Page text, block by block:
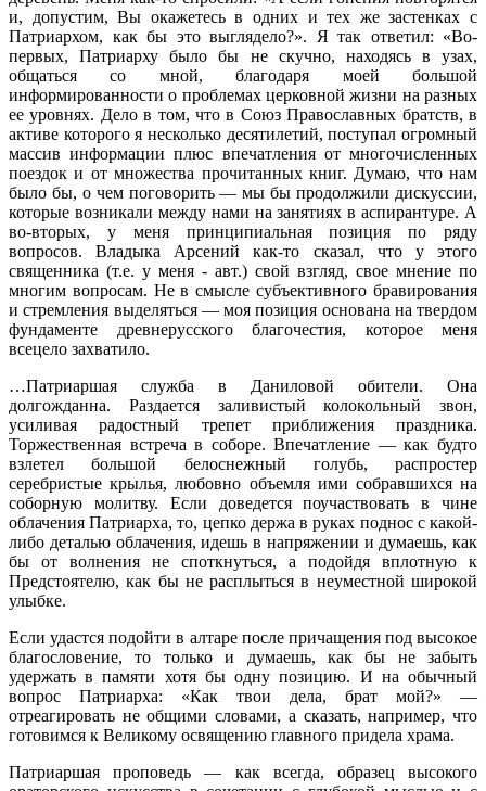
и, допустим, Вы окажетесь в одних и тех же застенках с
Патриархом, как бы это выглядело?». Я так ответил: «Во-
первых, Патриарху было бы не скучно, находясь в узах,
общаться со мной, благодаря моей большой
информированности о проблемах церковной жизни на разных
ее уровнях. Дело в том, что в Союз Православных братств, в
активе которого я несколько десятилетий, поступал огромный
массив информации плюс впечатления от многочисленных
поездок и от множества прочитанных книг. Думаю, что нам
было бы, о чем поговорить — мы бы продолжили дискуссии,
которые возникали между нами на занятиях в аспирантуре. А
во-вторых, у меня принципиальная позиция по ряду
вопросов. Владыка Арсений как-то сказал, что у этого
священника (т.е. у меня - авт.) свой взгляд, свое мнение по
многим вопросам. Не в смысле субъективного бравирования
и стремления выделяться — моя позиция основана на твердом
фундаменте древнерусского благочестия, которое меня
всецело захватило.
…Патриаршая служба в Даниловой обители. Она
долгожданна. Раздается заливистый колокольный звон,
усиливая радостный трепет приближения праздника.
Торжественная встреча в соборе. Впечатление — как будто
взлетел большой белоснежный голубь, распростер
серебристые крылья, любовно объемля ими собравшихся на
соборную молитву. Если доведется поучаствовать в чине
облачения Патриарха, то, цепко держа в руках поднос с какой-
либо деталью облачения, идешь в напряжении и думаешь, как
бы от волнения не споткнуться, а подойдя вплотную к
Предстоятелю, как бы не расплыться в неуместной широкой
улыбке.
Если удастся подойти в алтаре после причащения под высокое
благословение, то только и думаешь, как бы не забыть
удержать в памяти хотя бы одну позицию. И на обычный
вопрос Патриарха: «Как твои дела, брат мой?» —
отреагировать не общими словами, а сказать, например, что
готовимся к Великому освящению главного придела храма.
Патриаршая проповедь — как всегда, образец высокого